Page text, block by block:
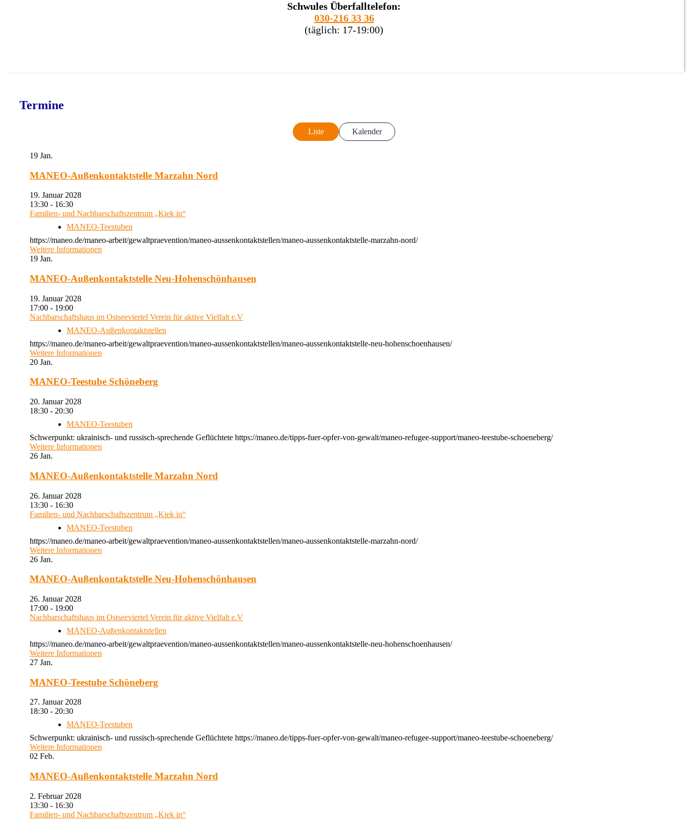
Schwules Überfalltelefon:
030-216 33 36
(täglich: 17-19:00)
Termine
Liste Kalender
19 Jan.
MANEO-Außenkontaktstelle Marzahn Nord
19. Januar 2028
13:30 - 16:30
Familien- und Nachbarschaftszentrum „Kiek in“
MANEO-Teestuben
https://maneo.de/maneo-arbeit/gewaltpraevention/maneo-aussenkontaktstellen/maneo-aussenkontaktstelle-marzahn-nord/
Weitere Informationen
19 Jan.
MANEO-Außenkontaktstelle Neu-Hohenschönhausen
19. Januar 2028
17:00 - 19:00
Nachbarschaftshaus im Ostseeviertel Verein für aktive Vielfalt e.V
MANEO-Außenkontaktstellen
https://maneo.de/maneo-arbeit/gewaltpraevention/maneo-aussenkontaktstellen/maneo-aussenkontaktstelle-neu-hohenschoenhausen/
Weitere Informationen
20 Jan.
MANEO-Teestube Schöneberg
20. Januar 2028
18:30 - 20:30
MANEO-Teestuben
Schwerpunkt: ukrainisch- und russisch-sprechende Geflüchtete https://maneo.de/tipps-fuer-opfer-von-gewalt/maneo-refugee-support/maneo-teestube-schoeneberg/
Weitere Informationen
26 Jan.
MANEO-Außenkontaktstelle Marzahn Nord
26. Januar 2028
13:30 - 16:30
Familien- und Nachbarschaftszentrum „Kiek in“
MANEO-Teestuben
https://maneo.de/maneo-arbeit/gewaltpraevention/maneo-aussenkontaktstellen/maneo-aussenkontaktstelle-marzahn-nord/
Weitere Informationen
26 Jan.
MANEO-Außenkontaktstelle Neu-Hohenschönhausen
26. Januar 2028
17:00 - 19:00
Nachbarschaftshaus im Ostseeviertel Verein für aktive Vielfalt e.V
MANEO-Außenkontaktstellen
https://maneo.de/maneo-arbeit/gewaltpraevention/maneo-aussenkontaktstellen/maneo-aussenkontaktstelle-neu-hohenschoenhausen/
Weitere Informationen
27 Jan.
MANEO-Teestube Schöneberg
27. Januar 2028
18:30 - 20:30
MANEO-Teestuben
Schwerpunkt: ukrainisch- und russisch-sprechende Geflüchtete https://maneo.de/tipps-fuer-opfer-von-gewalt/maneo-refugee-support/maneo-teestube-schoeneberg/
Weitere Informationen
02 Feb.
MANEO-Außenkontaktstelle Marzahn Nord
2. Februar 2028
13:30 - 16:30
Familien- und Nachbarschaftszentrum „Kiek in“